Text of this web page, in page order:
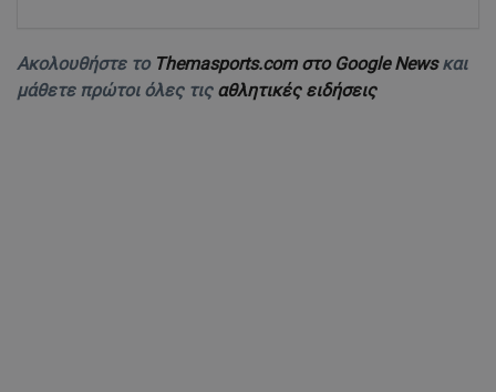
Ακολουθήστε το Themasports.com στο Google Newsκαι
μάθετε πρώτοι όλες τις αθλητικές ειδήσεις